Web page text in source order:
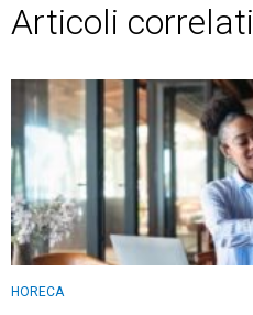
Articoli correlati
HORECA